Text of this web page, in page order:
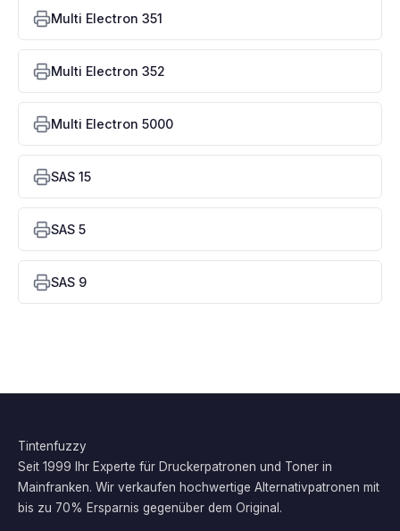
Multi Electron 351
Multi Electron 352
Multi Electron 5000
SAS 15
SAS 5
SAS 9
Tintenfuzzy
Seit 1999 Ihr Experte für Druckerpatronen und Toner in
Mainfranken. Wir verkaufen hochwertige Alternativpatronen mit
bis zu 70% Ersparnis gegenüber dem Original.